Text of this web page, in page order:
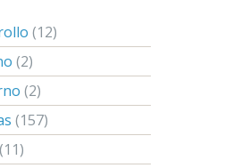
(12)
(2)
(2)
(157)
(11)